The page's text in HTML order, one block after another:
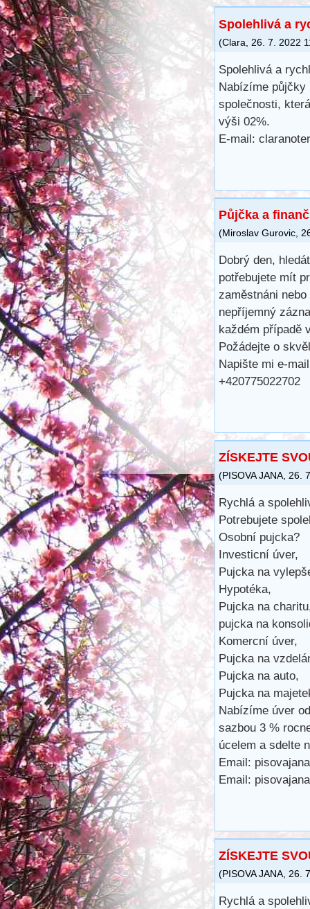
Spolehlivá a
(Clara 26. 7. 2022
Spolehlivá a
Nabízíme půjčky
společnosti,
výši 02%.
E-mail:
Půjčka a
(Miroslav Gurovic
Dobrý den,
potřebujete mít
zaměstnáni
nepříjemný
každém případě
Požádejte o
Napište mi e-
+420775022702
ZÍSKEJTE
(PISOVA JANA 26.
Rychlá a
Potrebujete
Osobní pujcka?
Investicní úver,
Pujcka na
Hypotéka,
Pujcka na
pujcka na
Komercní úver,
Pujcka na
Pujcka na auto,
Pujcka na
Nabízíme úver
sazbou 3 %
úcelem a sdelte
Email:
Email:
ZÍSKEJTE
(PISOVA JANA 26.
Rychlá a